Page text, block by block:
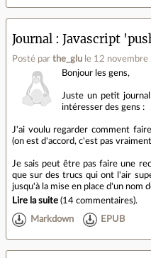
Journal Javascript
Posté par the_glu le 12
Bonjour les gens,
Juste un petit
intéresser des gens :
J'ai voulu regarder comment
(on est d'accord, c'est pas
Je sais peut être pas faire une
que sur des trucs qui ont l'air
jusqu'à la mise en place d'un nom
Lire la suite (14 commentaires).
Markdown EPUB